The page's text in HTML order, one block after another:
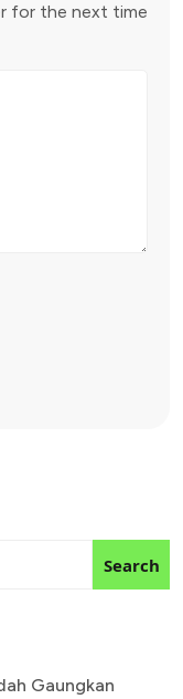
for the next time
Search
Gaungkan